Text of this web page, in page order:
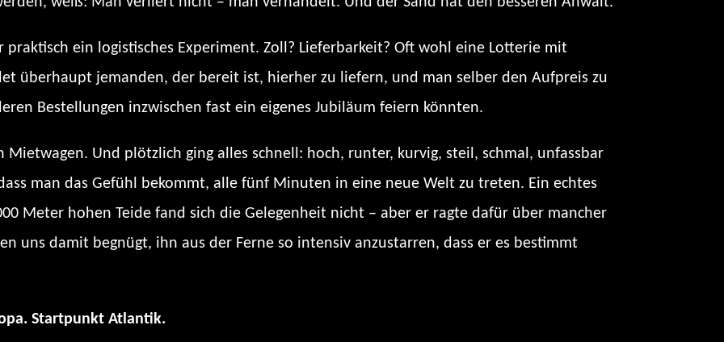
praktisch ein logistisches Experiment. Zoll? Lieferbarkeit? Oft wohl eine Lotterie mit
überhaupt jemanden, der bereit ist, hierher zu liefern, und man selber den Aufpreis zu
Bestellungen inzwischen fast ein eigenes Jubiläum feiern könnten.
Und plötzlich ging alles schnell: hoch, runter, kurvig, steil, schmal, unfassbar
man das Gefühl bekommt, alle fünf Minuten in eine neue Welt zu treten. Ein echtes
Meter hohen Teide fand sich die Gelegenheit nicht – aber er ragte dafür über mancher
uns damit begnügt, ihn aus der Ferne so intensiv anzustarren, dass er es bestimmt
Startpunkt Atlantik.